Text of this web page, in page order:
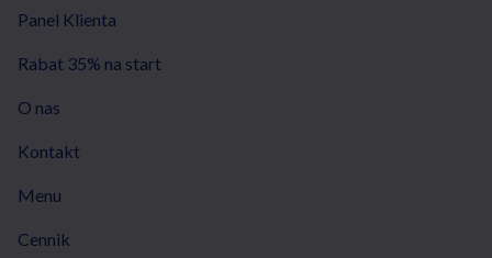
Panel Klienta
Rabat 35% na start
O nas
Kontakt
Menu
Cennik